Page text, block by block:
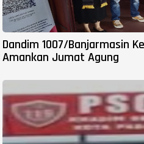
Dandim 1007/Banjarmasin
Amankan Jumat Agung